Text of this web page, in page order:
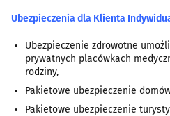
Ubezpieczenia dla Klienta
Ubezpieczenie zdrowotne
prywatnych placówkach
rodziny,
Pakietowe ubezpieczenie
Pakietowe ubezpieczenie